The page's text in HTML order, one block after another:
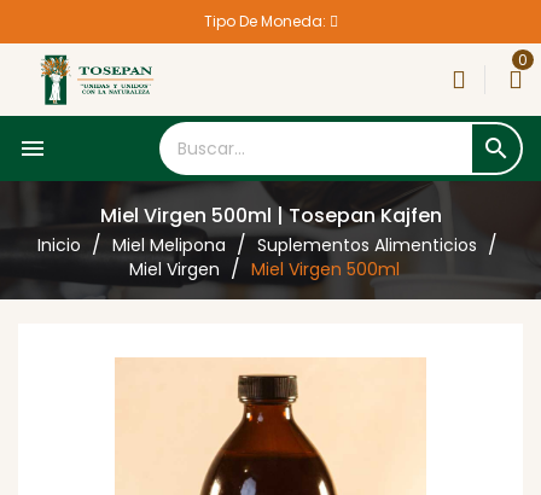
Tipo De Moneda:
0
 
Miel Virgen 500ml | Tosepan Kajfen
Inicio Miel Melipona
Suplementos Alimenticios
Miel Virgen
Miel Virgen 500ml